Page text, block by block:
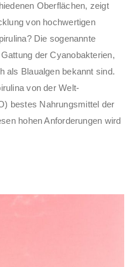
Oberflächen, zeigt
von hochwertigen
Die sogenannte
der Cyanobakterien,
als Blaualgen bekannt sind.
von der Welt-
bestes Nahrungsmittel der
hohen Anforderungen wird